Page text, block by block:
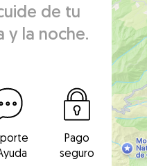
de tu
y la noche.
Pago
seguro